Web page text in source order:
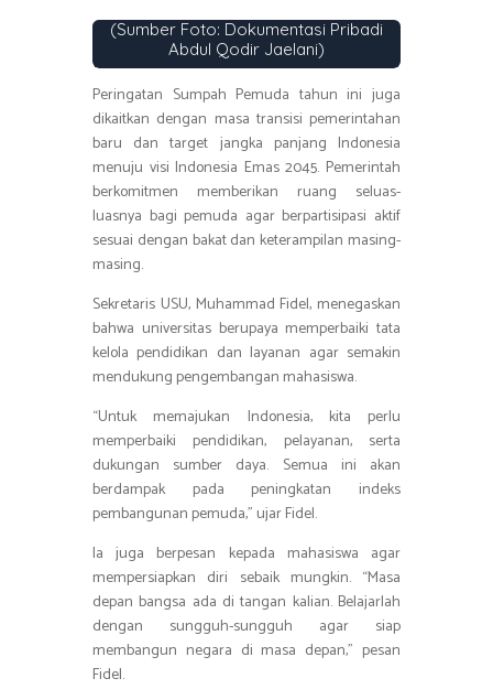
(Sumber Foto: Dokumentasi Pribadi
Abdul Qodir Jaelani)
Peringatan Sumpah Pemuda tahun ini juga
dikaitkan dengan masa transisi pemerintahan
baru dan target jangka panjang Indonesia
menuju visi Indonesia Emas 2045. Pemerintah
berkomitmen memberikan ruang seluas-
luasnya bagi pemuda agar berpartisipasi aktif
sesuai dengan bakat dan keterampilan masing-
masing.
Sekretaris USU, Muhammad Fidel, menegaskan
bahwa universitas berupaya memperbaiki tata
kelola pendidikan dan layanan agar semakin
mendukung pengembangan mahasiswa.
“Untuk memajukan Indonesia, kita perlu
memperbaiki pendidikan, pelayanan, serta
dukungan sumber daya. Semua ini akan
berdampak pada peningkatan indeks
pembangunan pemuda,” ujar Fidel.
Ia juga berpesan kepada mahasiswa agar
mempersiapkan diri sebaik mungkin. “Masa
depan bangsa ada di tangan kalian. Belajarlah
dengan sungguh-sungguh agar siap
membangun negara di masa depan,” pesan
Fidel.